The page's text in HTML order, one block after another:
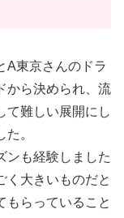
A東京さんのドラ
から決められ、流
て難しい展開にし
。
ンも経験しました
く大きいものだと
もらっていること